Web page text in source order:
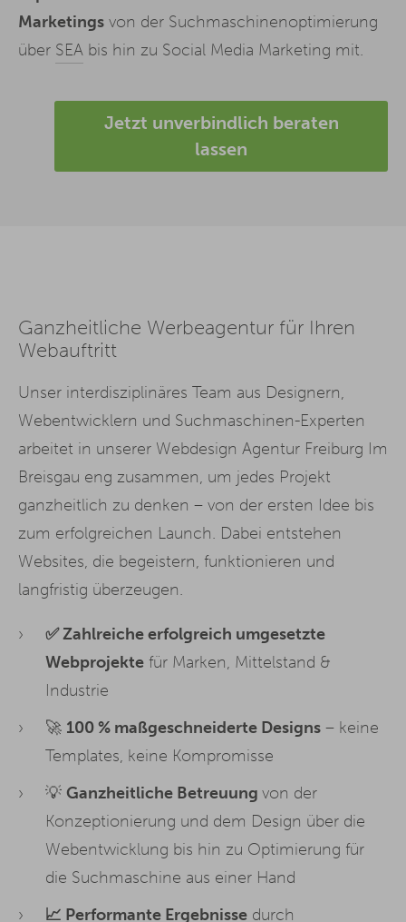
Marketings von der Suchmaschinenoptimierung
über SEA bis hin zu Social Media Marketing mit.
Jetzt unverbindlich beraten
lassen
Ganzheitliche Werbeagentur für Ihren
Webauftritt
Unser interdisziplinäres Team aus Designern,
Webentwicklern und Suchmaschinen-Experten
arbeitet in unserer Webdesign Agentur Freiburg Im
Breisgau eng zusammen, um jedes Projekt
ganzheitlich zu denken – von der ersten Idee bis
zum erfolgreichen Launch. Dabei entstehen
Websites, die begeistern, funktionieren und
langfristig überzeugen.
✅ Zahlreiche erfolgreich umgesetzte
Webprojekte für Marken, Mittelstand &
Industrie
🚀 100 % maßgeschneiderte Designs – keine
Templates, keine Kompromisse
💡 Ganzheitliche Betreuung von der
Konzeptionierung und dem Design über die
Webentwicklung bis hin zu Optimierung für
die Suchmaschine aus einer Hand
📈 Performante Ergebnisse durch